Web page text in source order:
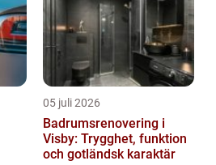
05 juli 2026
Badrumsrenovering i
Visby: Trygghet, funktion
och gotländsk karaktär